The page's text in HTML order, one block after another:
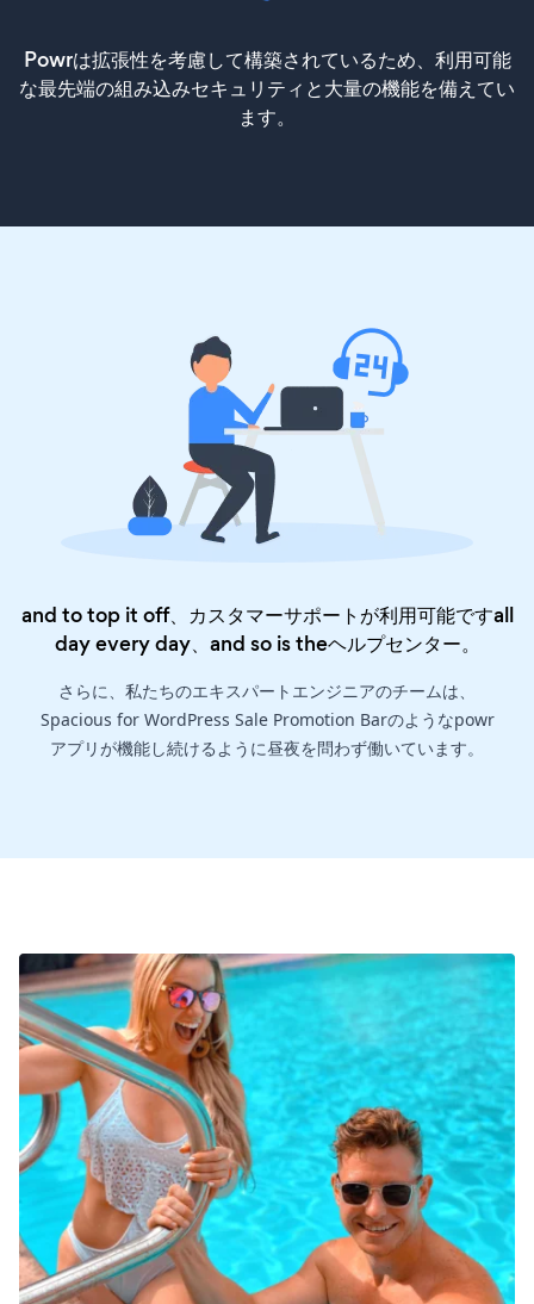
Powrは拡張性を考慮して構築されているため、利用可能
な最先端の組み込みセキュリティと大量の機能を備えてい
ます。
and to top it off、カスタマーサポートが利用可能ですall
day every day、and so is theヘルプセンター。
さらに、私たちのエキスパートエンジニアのチームは、
Spacious for WordPress Sale Promotion Barのようなpowr
アプリが機能し続けるように昼夜を問わず働いています。